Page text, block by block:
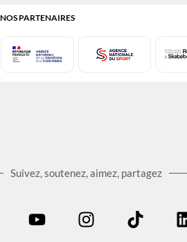
NOS PARTENAIRES
Suivez, soutenez, aimez, partagez